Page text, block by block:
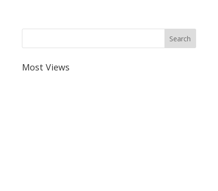
Most Views